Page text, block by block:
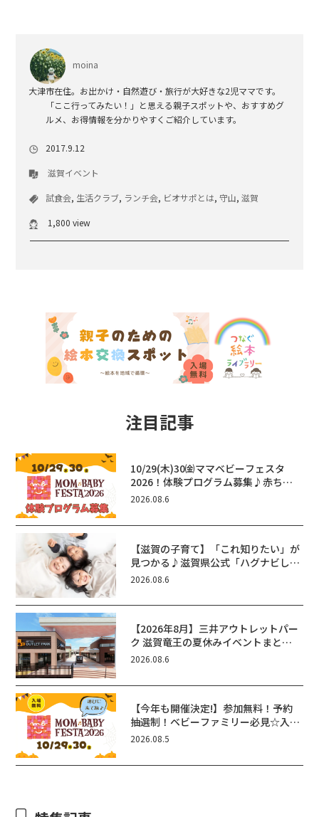
moina
大津市在住。お出かけ・自然遊び・旅行が大好きな2児ママです。
「ここ行ってみたい！」と思える親子スポットや、おすすめグ
ルメ、お得情報を分かりやすくご紹介しています。
2017.9.12
滋賀イベント
試食会, 生活クラブ, ランチ会, ビオサポとは,守山,滋賀
1,800 view
注目記事
10/29(木)30㈮ママベビーフェスタ
2026！体験プログラム募集♪赤ちゃ
ん向けイベントに出演しませんか？
2026.08.6
【滋賀の子育て】「これ知りたい」が
見つかる♪滋賀県公式「ハグナビし
が」使ってる？おでかけ・制度・子育
2026.08.6
【2026年8月】三井アウトレットパー
ク 滋賀竜王の夏休みイベントまと
め！びしょぬれ水あそび・激辛グル
ん！
2026.08.6
【今年も開催決定!】参加無料！予約
抽選制！ベビーファミリー必見☆入場
無料☆10/29(木)30(金)ママベビーフ
エリ守山
2026.08.5